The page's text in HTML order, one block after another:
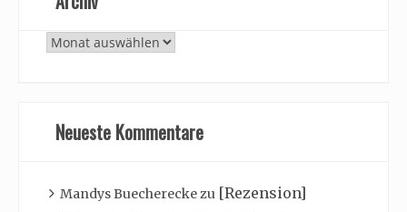
Archiv
Neueste Kommentare
Mandys Buechereckezu [Rezension]